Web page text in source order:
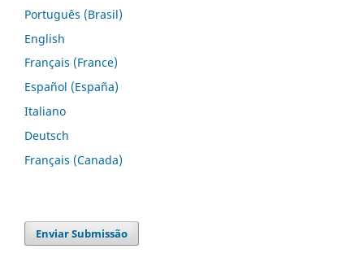
Português (Brasil)
English
Français (France)
Español (España)
Italiano
Deutsch
Français (Canada)
Enviar Submissão